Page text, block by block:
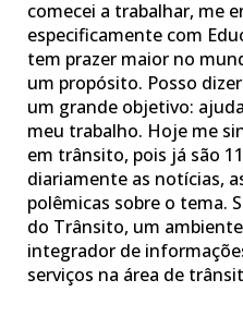
comecei a trabalhar, me
especificamente com
tem prazer maior no
um propósito. Posso
um grande objetivo:
meu trabalho. Hoje me
em trânsito, pois já são
diariamente as notícias,
polêmicas sobre o tema.
do Trânsito, um
integrador de
serviços na área de